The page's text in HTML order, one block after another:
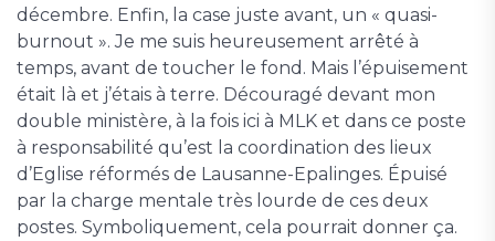
décembre. Enfin, la case juste avant, un « quasi-
burnout ». Je me suis heureusement arrêté à
temps, avant de toucher le fond. Mais l’épuisement
était là et j’étais à terre. Découragé devant mon
double ministère, à la fois ici à MLK et dans ce poste
à responsabilité qu’est la coordination des lieux
d’Eglise réformés de Lausanne-Epalinges. Épuisé
par la charge mentale très lourde de ces deux
postes. Symboliquement, cela pourrait donner ça.